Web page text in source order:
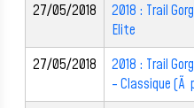
27/05/2018
2018 : Trail
Elite
27/05/2018
2018 : Trail
- Classique (Ã